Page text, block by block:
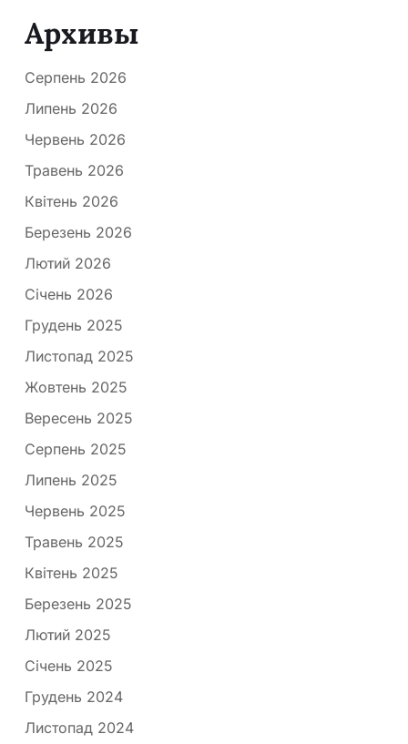
Архивы
Серпень 2026
Липень 2026
Червень 2026
Травень 2026
Квітень 2026
Березень 2026
Лютий 2026
Січень 2026
Грудень 2025
Листопад 2025
Жовтень 2025
Вересень 2025
Серпень 2025
Липень 2025
Червень 2025
Травень 2025
Квітень 2025
Березень 2025
Лютий 2025
Січень 2025
Грудень 2024
Листопад 2024